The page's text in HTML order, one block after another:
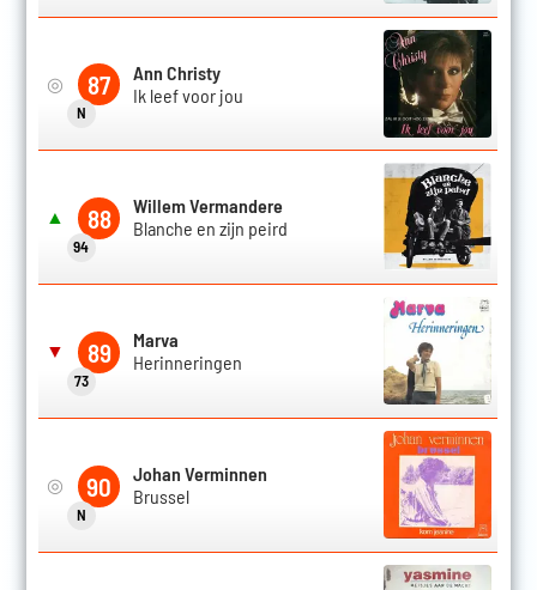
◎ 87
N
Ann Christy
Ik leef voor jou
▲ 88
94
Willem Vermandere
Blanche en zijn peird
▼ 89
73
Marva
Herinneringen
◎ 90
N
Johan Verminnen
Brussel